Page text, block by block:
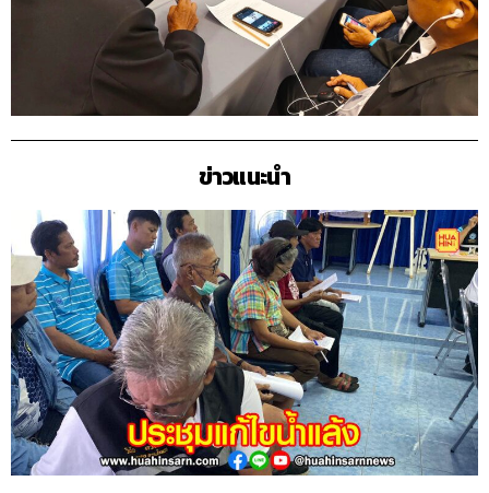
ข่าวแนะนำ